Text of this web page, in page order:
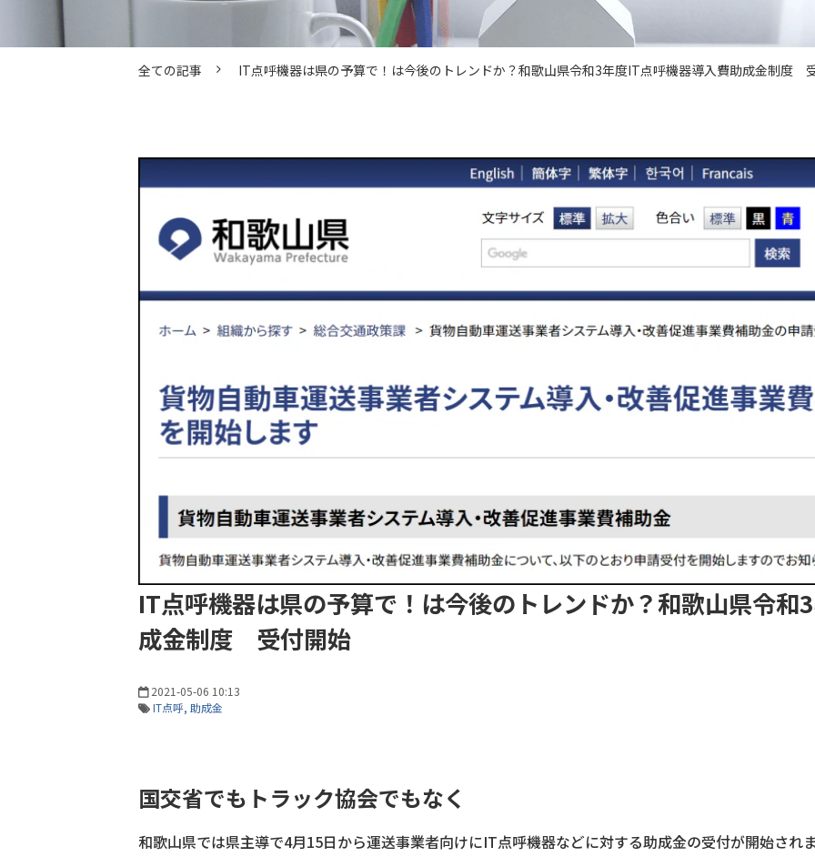
全ての記事 IT点呼機器は県の予算で！は今後のトレンドか？和歌山県令和3年度IT点呼機器導入費助成金制度
IT点呼機器は県の予算で！は今後のトレンドか？和歌山県令和
成金制度 受付開始
2021-05-06 10:13
IT点呼 助成金
国交省でもトラック協会でもなく
和歌山県では県主導で4月15日から運送事業者向けにIT点呼機器などに対する助成金の受付が開始され